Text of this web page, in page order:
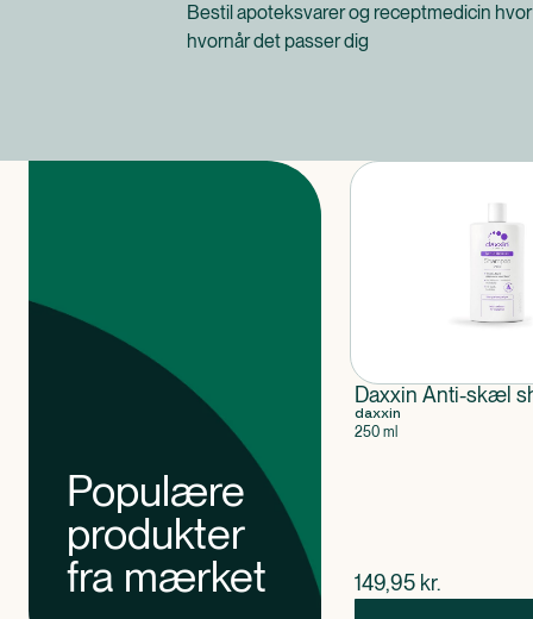
Bestil apoteksvarer og receptmedicin
hvornår det passer dig
Populære
produkter
fra mærket
Daxxin Anti-skæl
daxxin
250 ml
$nuværende pris
149,95 kr.